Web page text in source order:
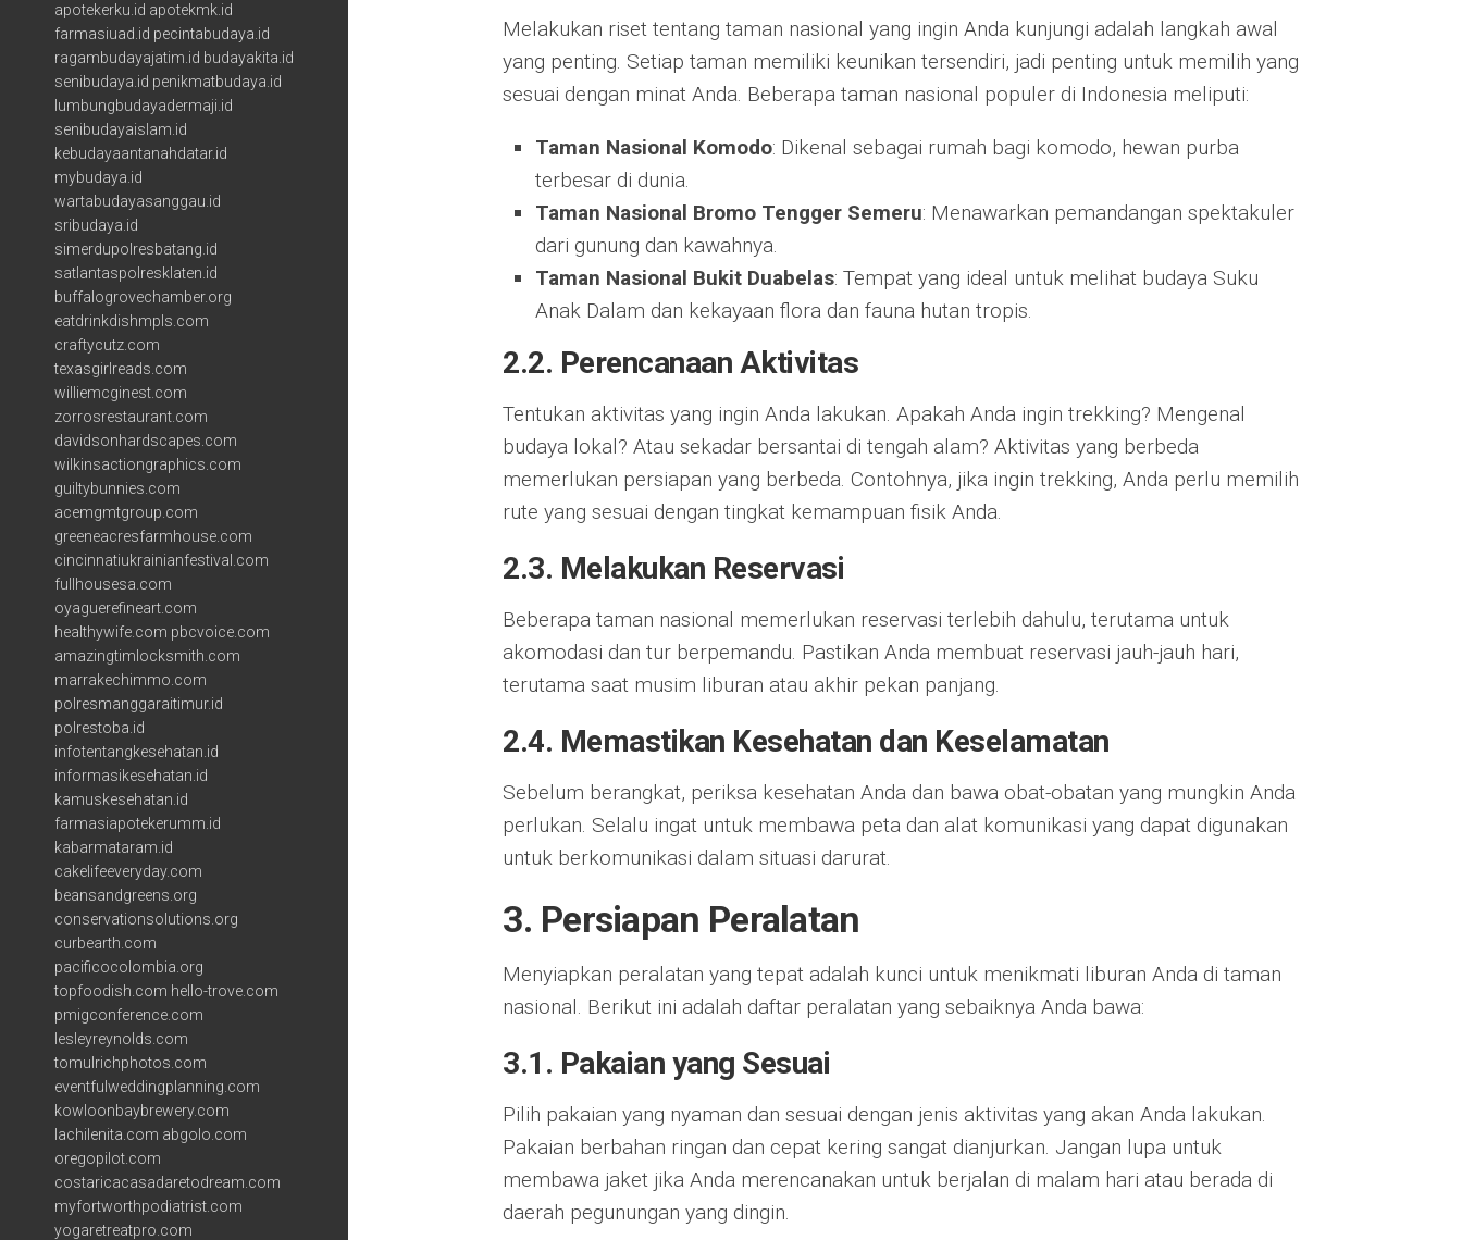
Melakukan riset tentang taman nasional yang ingin Anda kunjungi adalah langkah awal
yang penting. Setiap taman memiliki keunikan tersendiri, jadi penting untuk memilih yang
sesuai dengan minat Anda. Beberapa taman nasional populer di Indonesia meliputi:
Taman Nasional Komodo: Dikenal sebagai rumah bagi komodo, hewan purba
terbesar di dunia.
Taman Nasional Bromo Tengger Semeru: Menawarkan pemandangan spektakuler
dari gunung dan kawahnya.
Taman Nasional Bukit Duabelas: Tempat yang ideal untuk melihat budaya Suku
Anak Dalam dan kekayaan flora dan fauna hutan tropis.
2.2. Perencanaan Aktivitas
Tentukan aktivitas yang ingin Anda lakukan. Apakah Anda ingin trekking? Mengenal
budaya lokal? Atau sekadar bersantai di tengah alam? Aktivitas yang berbeda
memerlukan persiapan yang berbeda. Contohnya, jika ingin trekking, Anda perlu memilih
rute yang sesuai dengan tingkat kemampuan fisik Anda.
2.3. Melakukan Reservasi
Beberapa taman nasional memerlukan reservasi terlebih dahulu, terutama untuk
akomodasi dan tur berpemandu. Pastikan Anda membuat reservasi jauh-jauh hari,
terutama saat musim liburan atau akhir pekan panjang.
2.4. Memastikan Kesehatan dan Keselamatan
Sebelum berangkat, periksa kesehatan Anda dan bawa obat-obatan yang mungkin Anda
perlukan. Selalu ingat untuk membawa peta dan alat komunikasi yang dapat digunakan
untuk berkomunikasi dalam situasi darurat.
3. Persiapan Peralatan
Menyiapkan peralatan yang tepat adalah kunci untuk menikmati liburan Anda di taman
nasional. Berikut ini adalah daftar peralatan yang sebaiknya Anda bawa:
3.1. Pakaian yang Sesuai
Pilih pakaian yang nyaman dan sesuai dengan jenis aktivitas yang akan Anda lakukan.
Pakaian berbahan ringan dan cepat kering sangat dianjurkan. Jangan lupa untuk
membawa jaket jika Anda merencanakan untuk berjalan di malam hari atau berada di
daerah pegunungan yang dingin.
apotekerku.id apotekmk.id
farmasiuad.id pecintabudaya.id
ragambudayajatim.id budayakita.id
senibudaya.id penikmatbudaya.id
lumbungbudayadermaji.id
senibudayaislam.id
kebudayaantanahdatar.id
mybudaya.id
wartabudayasanggau.id
sribudaya.id
simerdupolresbatang.id
satlantaspolresklaten.id
buffalogrovechamber.org
eatdrinkdishmpls.com
craftycutz.com
texasgirlreads.com
williemcginest.com
zorrosrestaurant.com
davidsonhardscapes.com
wilkinsactiongraphics.com
guiltybunnies.com
acemgmtgroup.com
greeneacresfarmhouse.com
cincinnatiukrainianfestival.com
fullhousesa.com
oyaguerefineart.com
healthywife.com pbcvoice.com
amazingtimlocksmith.com
marrakechimmo.com
polresmanggaraitimur.id
polrestoba.id
infotentangkesehatan.id
informasikesehatan.id
kamuskesehatan.id
farmasiapotekerumm.id
kabarmataram.id
cakelifeeveryday.com
beansandgreens.org
conservationsolutions.org
curbearth.com
pacificocolombia.org
topfoodish.com hello-trove.com
pmigconference.com
lesleyreynolds.com
tomulrichphotos.com
eventfulweddingplanning.com
kowloonbaybrewery.com
lachilenita.com abgolo.com
oregopilot.com
costaricacasadaretodream.com
myfortworthpodiatrist.com
yogaretreatpro.com